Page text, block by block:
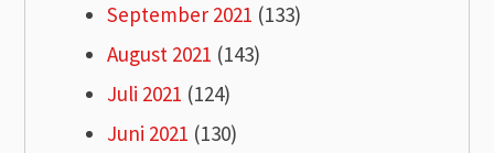
September 2021 (133)
August 2021 (143)
Juli 2021 (124)
Juni 2021 (130)